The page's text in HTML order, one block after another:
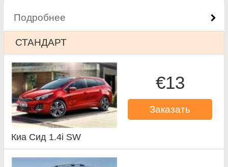
Подробнее
СТАНДАРТ
€13
Заказать
Киа Сид 1.4i SW